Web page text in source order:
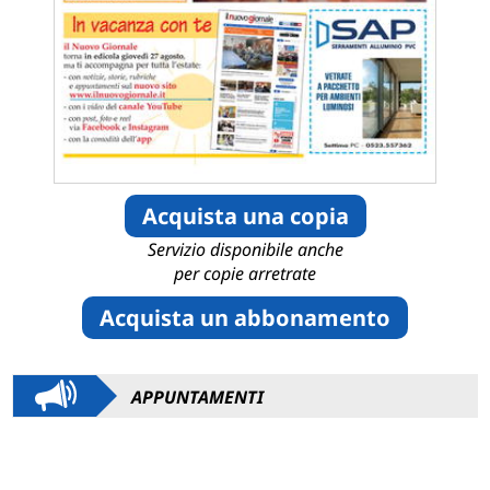
Acquista una copia
Servizio disponibile anche
per copie arretrate
Acquista un abbonamento
APPUNTAMENTI